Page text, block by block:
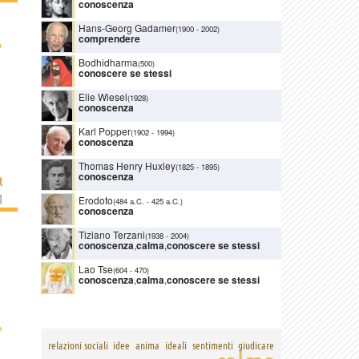
]
conoscenza
Hans-Georg Gadamer(1900 - 2002)
comprendere
Bodhidharma(500)
conoscere se stessi
Elie Wiesel(1928)
conoscenza
Karl Popper(1902 - 1994)
conoscenza
Thomas Henry Huxley(1825 - 1895)
conoscenza
Erodoto(484 a.C. - 425 a.C.)
conoscenza
Tiziano Terzani(1938 - 2004)
conoscenza,calma,conoscere se stessi
Lao Tse(604 - 470)
conoscenza,calma,conoscere se stessi
relazioni sociali idee anima ideali sentimenti giudicare